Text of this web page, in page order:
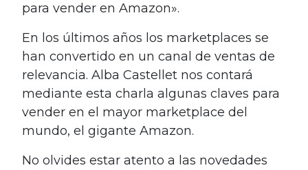
para vender en Amazon».
En los últimos años los marketplaces se
han convertido en un canal de ventas de
relevancia. Alba Castellet nos contará
mediante esta charla algunas claves para
vender en el mayor marketplace del
mundo, el gigante Amazon.
No olvides estar atento a las novedades